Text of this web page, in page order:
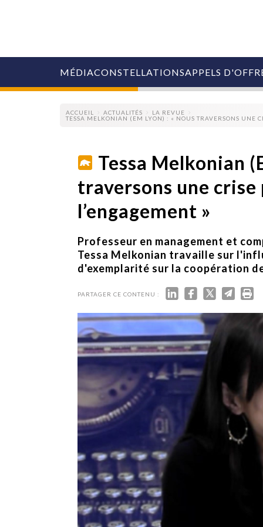
MÉDIA
COLLECTIVITÉS
MARQUES
AGENCES
RETAIL
MANAGEMENT
ÉVÉNEMENTIELS
TECH
SERVICES
LA REVUE
ARTICLE
PARTENAIRE
CONSTELLATIONSAPPELS
ACCUEIL ACTUALITÉS
LA REVUE
TESSA MELKONIAN (EM LYON) : « NOUS TRAVERSONS UNE
Tessa Melkonian
traversons une
l’engagement »
Professeur en management et
Tessa Melkonian travaille sur
d'exemplarité sur la coopération
PARTAGER CE CONTENU :